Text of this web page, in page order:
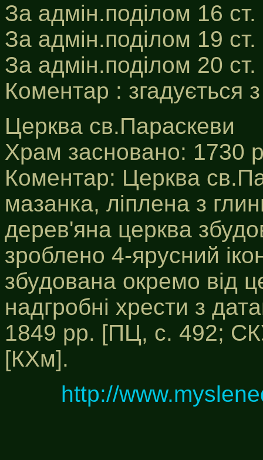
За адмін.поділом 16
За адмін.поділом 19
За адмін.поділом 20
Коментар : згадується
Церква св.Параскеви
Храм засновано: 1730
Коментар: Церква
мазанка, ліплена з
дерев'яна церква
зроблено 4-ярусний
збудована окремо від
надгробні хрести з
1849 рр. [ПЦ, с. 492;
[КХм].
http://